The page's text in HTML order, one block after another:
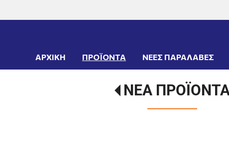
ΑΡΧΙΚΗ ΠΡΟΪΟΝΤΑ ΝΕΕΣ ΠΑΡΑΛΑΒΕΣ
ΝΕΑ